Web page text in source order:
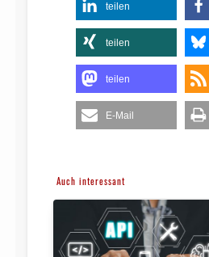
teilen
teilen
teilen
E-Mail
Auch interessant